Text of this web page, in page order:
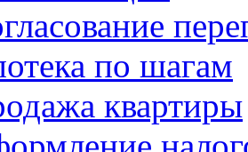
по шагам
квартиры